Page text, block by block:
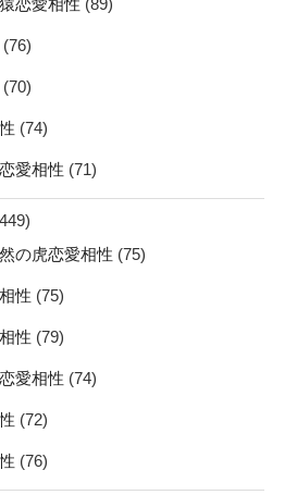
恋愛相性 (89)
(76)
(70)
(74)
愛相性 (71)
の虎恋愛相性 (75)
性 (75)
性 (79)
愛相性 (74)
(72)
(76)